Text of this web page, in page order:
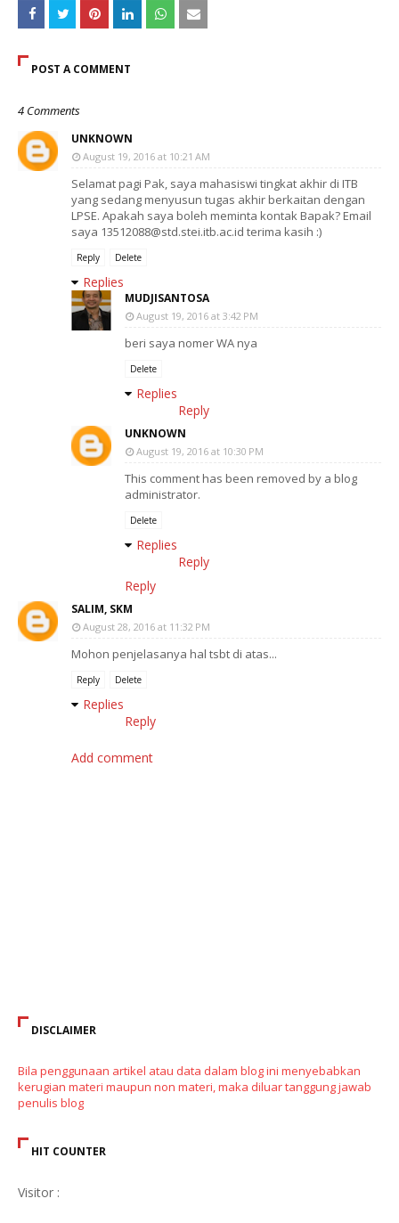
POST A COMMENT
4 Comments
UNKNOWN
August 19, 2016 at 10:21 AM
Selamat pagi Pak, saya mahasiswi tingkat akhir di ITB
yang sedang menyusun tugas akhir berkaitan dengan
LPSE. Apakah saya boleh meminta kontak Bapak? Email
saya 13512088@std.stei.itb.ac.id terima kasih :)
Reply Delete
Replies
MUDJISANTOSA
August 19, 2016 at 3:42 PM
beri saya nomer WA nya
Delete
Replies
Reply
UNKNOWN
August 19, 2016 at 10:30 PM
This comment has been removed by a blog
administrator.
Delete
Replies
Reply
Reply
SALIM, SKM
August 28, 2016 at 11:32 PM
Mohon penjelasanya hal tsbt di atas...
Reply Delete
Replies
Reply
Add comment
DISCLAIMER
Bila penggunaan artikel atau data dalam blog ini menyebabkan
kerugian materi maupun non materi, maka diluar tanggung jawab
penulis blog
HIT COUNTER
Visitor :